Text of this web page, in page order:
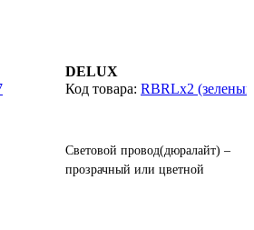
DELUX
RBRLx2
Световой провод(дюралайт) –
прозрачный или цветной